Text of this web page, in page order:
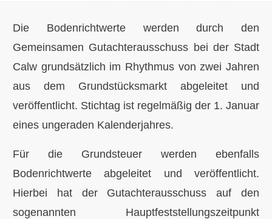
Die Bodenrichtwerte werden durch den
Gemeinsamen Gutachterausschuss bei der Stadt
Calw grundsätzlich im Rhythmus von zwei Jahren
aus dem Grundstücksmarkt abgeleitet und
veröffentlicht. Stichtag ist regelmäßig der 1. Januar
eines ungeraden Kalenderjahres.
Für die Grundsteuer werden ebenfalls
Bodenrichtwerte abgeleitet und veröffentlicht.
Hierbei hat der Gutachterausschuss auf den
sogenannten Hauptfeststellungszeitpunkt